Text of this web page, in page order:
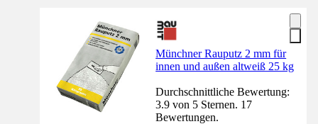
Münchner Rauputz 2 mm für
innen und außen altweiß 25 kg
Durchschnittliche Bewertung:
3.9 von 5 Sternen. 17
Bewertungen.